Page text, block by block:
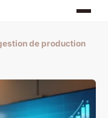
de production